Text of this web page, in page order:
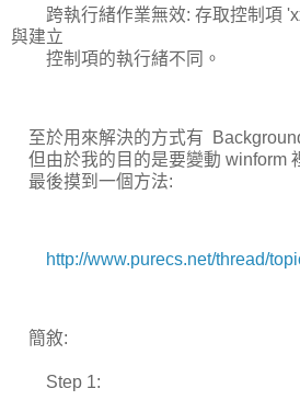
跨執行緒作業無效: 存取控制項
與建立
控制項的執行緒不同。
至於用來解決的方式有
但由於我的目的是要變動 winform
最後摸到一個方法:
http://www.purecs.net/thread/
簡敘:
Step 1: